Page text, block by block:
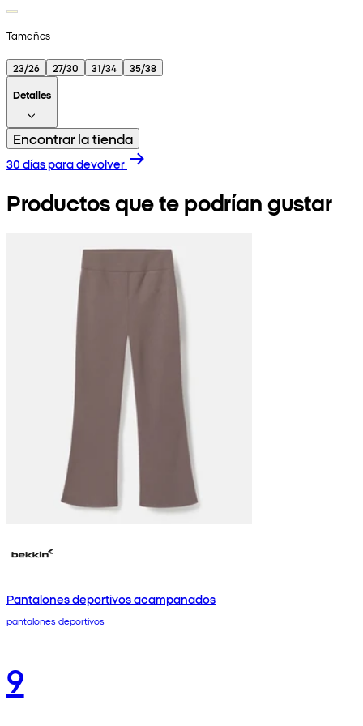
Tamaños
23/26 27/30 31/34
35/38
Detalles
Encontrar la tienda
30 días para devolver
Productos que te podrían gustar
Pantalones deportivos acampanados
pantalones deportivos
9